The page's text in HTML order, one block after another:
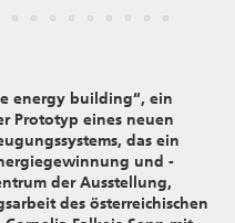
energy building“, ein
Prototyp eines neuen
das ein
und -
der Ausstellung,
des österreichischen